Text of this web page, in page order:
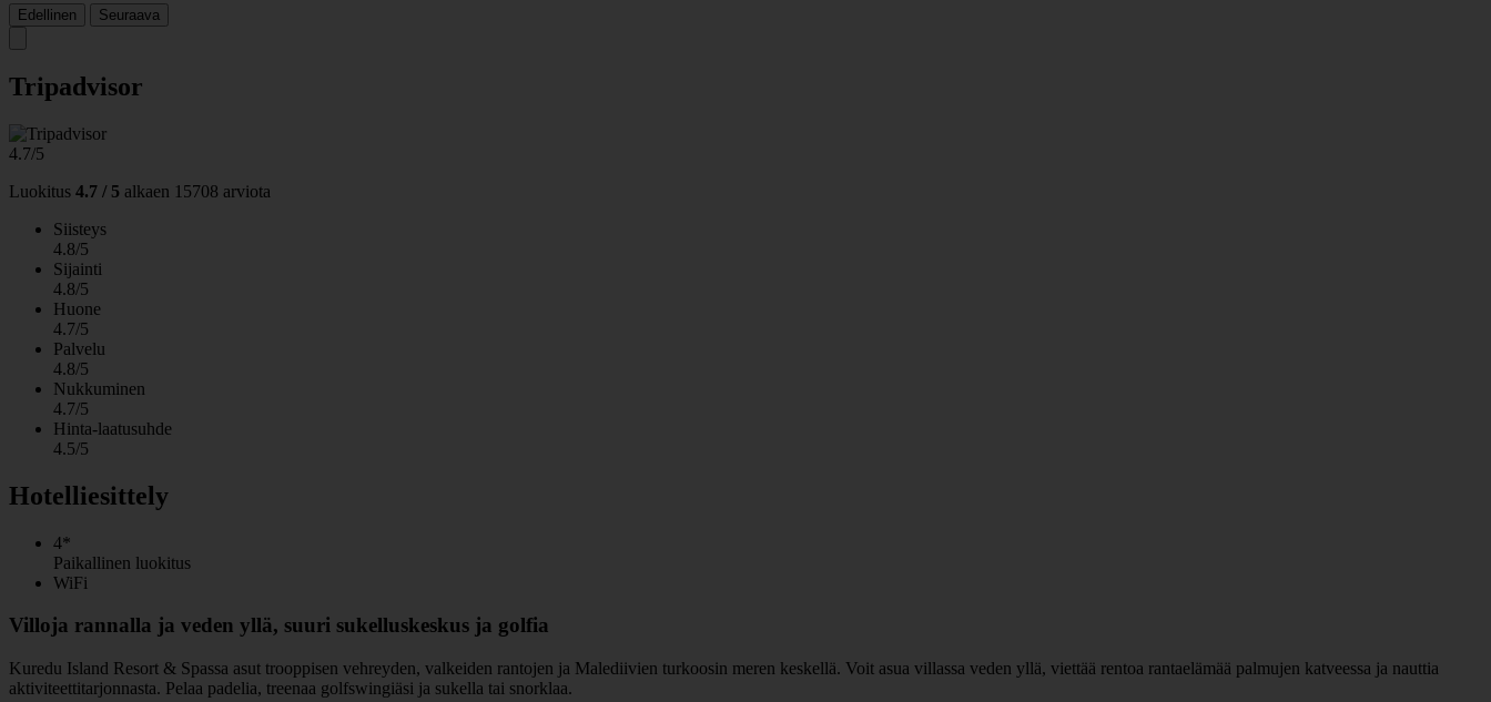
Edellinen Seuraava
Tripadvisor
4.7/5
Luokitus 4.7 / 5 alkaen 15708 arviota
Siisteys
4.8/5
Sijainti
4.8/5
Huone
4.7/5
Palvelu
4.8/5
Nukkuminen
4.7/5
Hinta-laatusuhde
4.5/5
Hotelliesittely
4*
Paikallinen luokitus
WiFi
Villoja rannalla ja veden yllä, suuri sukelluskeskus ja golfia
Kuredu Island Resort & Spassa asut trooppisen vehreyden, valkeiden rantojen ja Malediivien turkoosin meren keskellä. Voit asua villassa veden yllä, viettää rentoa rantaelämää palmujen katveessa ja nauttia
aktiviteettitarjonnasta. Pelaa padelia, treenaa golfswingiäsi ja sukella tai snorklaa.